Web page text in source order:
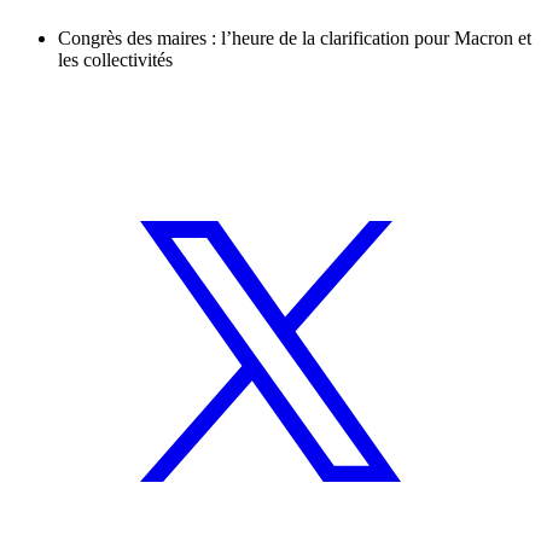
Congrès des maires : l’heure de la clarification pour Macron et
les collectivités